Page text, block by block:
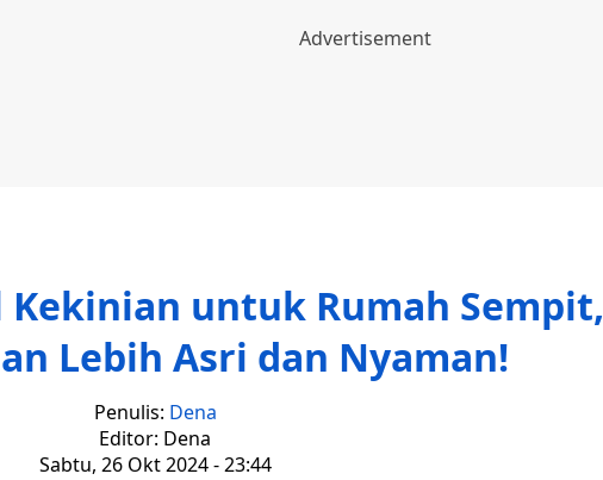
Kekinian untuk Rumah Sempit,
Lebih Asri dan Nyaman!
Penulis: Dena
Editor: Dena
Sabtu, 26 Okt 2024 - 23:44